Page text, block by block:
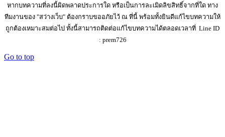
หากบทความที่ลงนี้ผิดพลาดประการใด หรือเป็นการละเมิดลิขสิทธิ์จากที่ใด ทาง
ทีมงานของ "สว่างเว็บ" ต้องกราบขออภัยไว้ ณ ที่นี้ พร้อมทั้งยินดีแก้ไขบทความให้
ถูกต้องเหมาะสมต่อไป ทั้งนี้สามารถติดต่อแก้ไขบทความได้ตลอดเวลาที่ Line ID
: prem726
Go to top